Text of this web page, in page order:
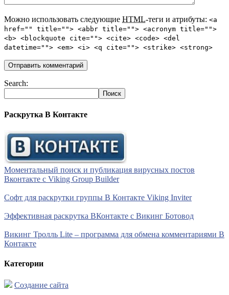
Можно использовать следующие HTML-теги и атрибуты: <a
href="" title=""> <abbr title=""> <acronym title="">
<b> <blockquote cite=""> <cite> <code> <del
datetime=""> <em> <i> <q cite=""> <strike> <strong>
Search:
Раскрутка В Контакте
Моментальный поиск и публикация вирусных постов
Вконтакте с Viking Group Builder
Софт для раскрутки группы В Контакте Viking Inviter
Эффективная раскрутка ВКонтакте с Викинг Ботовод
Викинг Тролль Lite – программа для обмена комментариями В
Контакте
Категории
Создание сайта